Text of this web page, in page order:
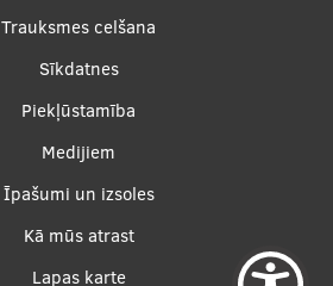
Trauksmes celšana
Sīkdatnes
Piekļūstamība
Medijiem
Īpašumi un izsoles
Kā mūs atrast
Lapas karte